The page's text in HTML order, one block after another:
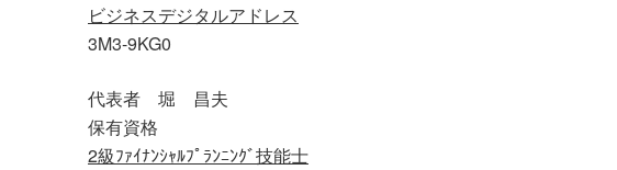
ビジネスデジタルアドレス
3M3-9KG0
代表者 堀 昌夫
保有資格
2級ﾌｧｲﾅﾝｼｬﾙﾌﾟﾗﾝﾆﾝｸﾞ技能士